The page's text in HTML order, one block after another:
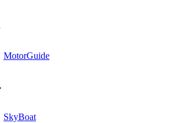
MotorGuide
SkyBoat